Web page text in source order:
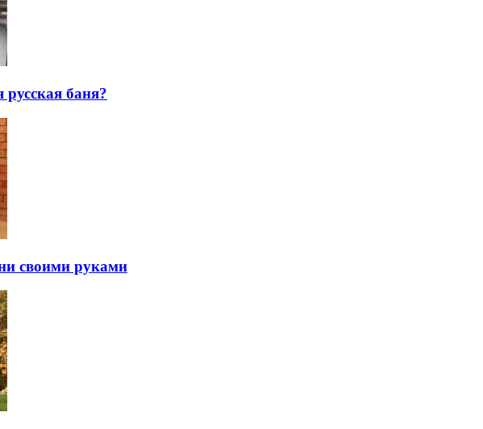
баня?
своими руками